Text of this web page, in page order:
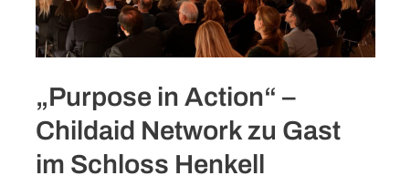
„Purpose in Action“ –
Childaid Network zu Gast
im Schloss Henkell